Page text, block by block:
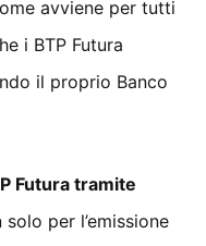
avviene per tutti
i BTP Futura
il proprio Banco
Futura tramite
per l’emissione